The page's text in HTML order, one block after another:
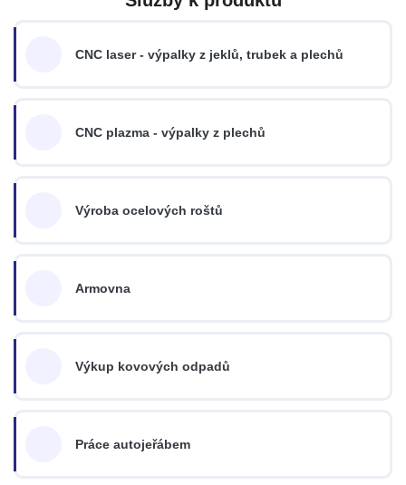
CNC laser - výpalky z jeklů, trubek a plechů
CNC plazma - výpalky z plechů
Výroba ocelových roštů
Armovna
Výkup kovových odpadů
Práce autojeřábem